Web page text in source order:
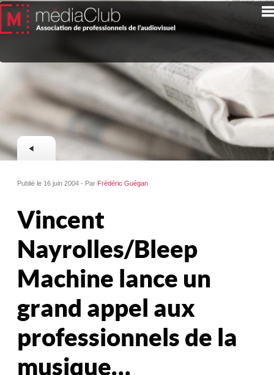
Publié le 16 juin 2004 - Par Frédéric Guégan
Vincent
Nayrolles/Bleep
Machine lance un
grand appel aux
professionnels de la
musique…